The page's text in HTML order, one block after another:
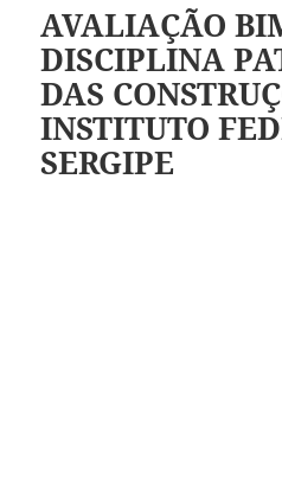
AVALIAÇÃO
DISCIPLINA
DAS
INSTITUTO
SERGIPE